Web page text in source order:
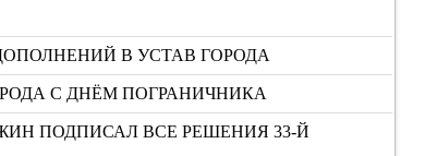
В УСТАВ ГОРОДА
С ДНЁМ ПОГРАНИЧНИКА
ПОДПИСАЛ ВСЕ РЕШЕНИЯ 33-Й